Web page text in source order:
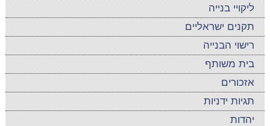
ליקויי בנייה
תקנים ישראליים
רישוי הבנייה
בית משותף
אזכורים
תגיות ידניות
יהדות